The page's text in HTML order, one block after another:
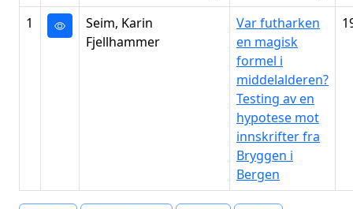
1
Seim, Karin
Fjellhammer
Var futharken
en magisk
formel i
middelalderen?
Testing av en
hypotese mot
innskrifter fra
Bryggen i
Bergen